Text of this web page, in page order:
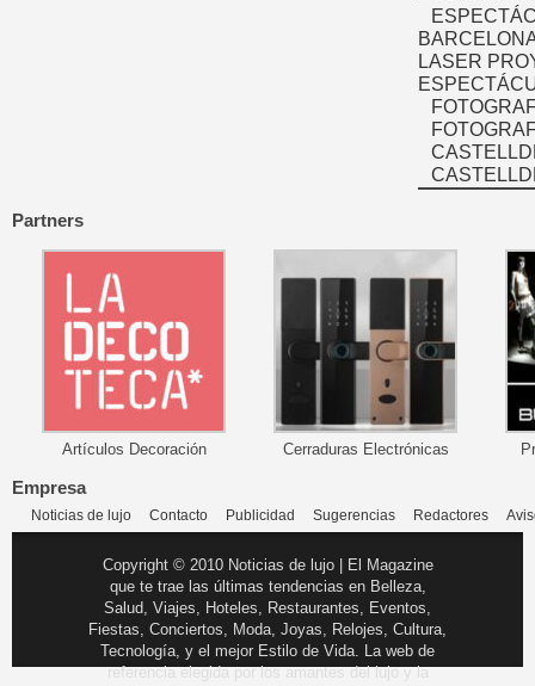
LASER
Partners
Artículos Decoración Cerraduras Electrónicas
Empresa
Noticias de lujo Contacto Publicidad Sugerencias Redactores
Copyright © 2010 Noticias de lujo | El Magazine
que te trae las últimas tendencias en Belleza,
Salud, Viajes, Hoteles, Restaurantes, Eventos,
Fiestas, Conciertos, Moda, Joyas, Relojes, Cultura,
Tecnología, y el mejor Estilo de Vida. La web de
referencia elegida por los amantes del lujo y la